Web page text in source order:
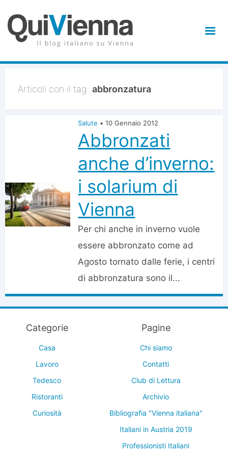
Articoli con il tag: abbronzatura
Salute • 10 Gennaio 2012
Abbronzati
anche d’inverno:
i solarium di
Vienna
Per chi anche in inverno vuole
essere abbronzato come ad
Agosto tornato dalle ferie, i centri
di abbronzatura sono il...
Categorie
Casa
Lavoro
Tedesco
Ristoranti
Curiosità
Pagine
Chi siamo
Contatti
Club di Lettura
Archivio
Bibliografia "Vienna italiana"
Italiani in Austria 2019
Professionisti Italiani